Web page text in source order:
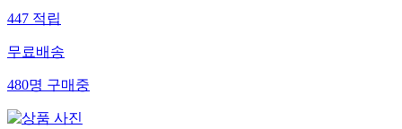
447 적립
무료배송
480명 구매중